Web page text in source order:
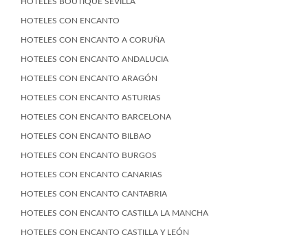
HOTELES CON ENCANTO
HOTELES CON ENCANTO A CORUÑA
HOTELES CON ENCANTO ANDALUCIA
HOTELES CON ENCANTO ARAGÓN
HOTELES CON ENCANTO ASTURIAS
HOTELES CON ENCANTO BARCELONA
HOTELES CON ENCANTO BILBAO
HOTELES CON ENCANTO BURGOS
HOTELES CON ENCANTO CANARIAS
HOTELES CON ENCANTO CANTABRIA
HOTELES CON ENCANTO CASTILLA LA MANCHA
HOTELES CON ENCANTO CASTILLA Y LEÓN